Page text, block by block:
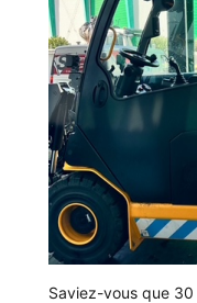
Saviez-vous que